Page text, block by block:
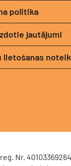
politika
jautājumi
lietošanas
reģ. Nr.